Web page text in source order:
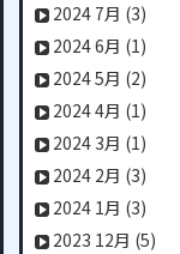
2024 7月 (3)
2024 6月 (1)
2024 5月 (2)
2024 4月 (1)
2024 3月 (1)
2024 2月 (3)
2024 1月 (3)
2023 12月 (5)